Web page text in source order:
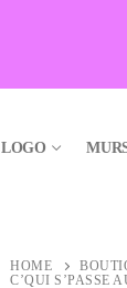
LOGO
HOME
C’QUI S’PASSE